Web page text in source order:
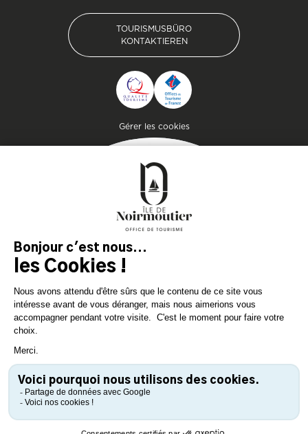
Gérer les cookies
DER INSEL
Lassen Sie sich inspirieren und
bereiten Sie Ihren Aufenthalt
auf der Insel Noirmoutier vor!
KONSULTIEREN SIE
KONSULTIEREN SIE
TOURISMUSBÜRO
KONTAKTIEREN
TOURISMUSBÜRO
KONTAKTIEREN